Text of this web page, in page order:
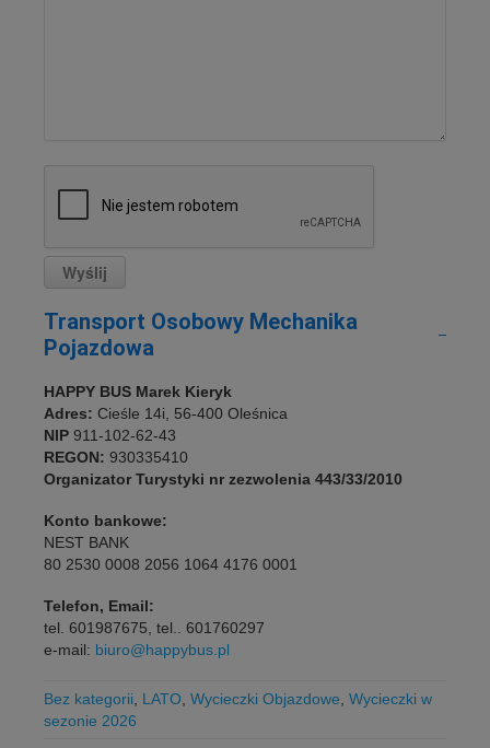
Transport Osobowy Mechanika
Pojazdowa
HAPPY BUS Marek Kieryk
Adres: Cieśle 14i, 56-400 Oleśnica
NIP 911-102-62-43
REGON: 930335410
Organizator Turystyki nr zezwolenia 443/33/2010
Konto bankowe:
NEST BANK
80 2530 0008 2056 1064 4176 0001
Telefon, Email:
tel. 601987675, tel.. 601760297
e-mail: biuro@happybus.pl
Bez kategorii, LATO, Wycieczki Objazdowe, Wycieczki w
sezonie 2026